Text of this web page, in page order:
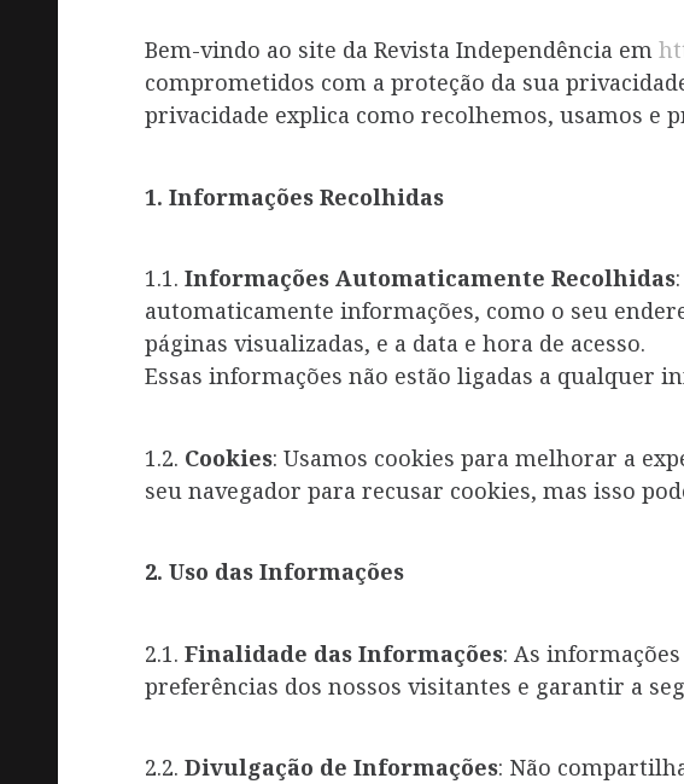
Bem-vindo ao site da Revista Independência em
comprometidos com a proteção da sua
privacidade explica como recolhemos, usamos e
1. Informações Recolhidas
1.1. Informações Automaticamente Recolhidas
automaticamente informações, como o seu
páginas visualizadas, e a data e hora de acesso.
Essas informações não estão ligadas a qualquer
1.2. Cookies: Usamos cookies para melhorar a
seu navegador para recusar cookies, mas isso
2. Uso das Informações
2.1. Finalidade das Informações: As
preferências dos nossos visitantes e garantir a
2.2. Divulgação de Informações: Não